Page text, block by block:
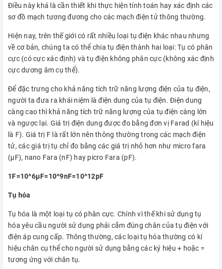
Điều này khá là cần thiết khi thực hiện tính toán hay xác định các
sơ đồ mạch tương đương cho các mạch điện tử thông thường.
Hiện nay, trên thế giới có rất nhiều loại tụ điện khác nhau nhưng
về cơ bản, chúng ta có thể chia tụ điện thành hai loại: Tụ có phân
cực (có cực xác định) và tụ điện không phân cực (không xác định
cực dương âm cụ thể).
Để đặc trưng cho khả năng tích trữ năng lượng điện của tụ điện,
người ta đưa ra khái niệm là điện dung của tụ điện. Điện dung
càng cao thì khả năng tích trữ năng lượng của tụ điện càng lớn
và ngược lại. Giá trị điện dung được đo bằng đơn vị Farad (kí hiệu
là F). Giá trị F là rất lớn nên thông thường trong các mạch điện
tử, các giá trị tụ chỉ đo bằng các giá trị nhỏ hơn như micro fara
(μF), nano Fara (nF) hay picro Fara (pF).
1F=10^6μF=10^9nF=10^12pF
Tụ hóa
Tụ hóa là một loại tụ có phân cực. Chính vì thế khi sử dụng tụ
hóa yêu cầu người sử dụng phải cắm đúng chân của tụ điện với
điện áp cung cấp. Thông thường, các loại tụ hóa thường có kí
hiệu chân cụ thể cho người sử dụng bằng các ký hiệu + hoặc =
tương ứng với chân tụ.